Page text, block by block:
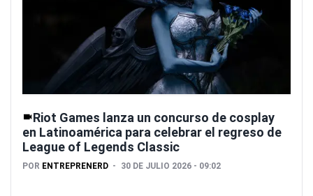
Riot Games lanza un concurso de cosplay
en Latinoamérica para celebrar el regreso de
League of Legends Classic
POR ENTREPRENERD 30 DE JULIO 2026 - 09:02